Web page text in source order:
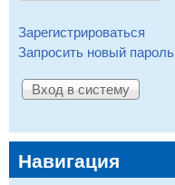
Зарегистрироваться
Запросить новый пароль
Навигация